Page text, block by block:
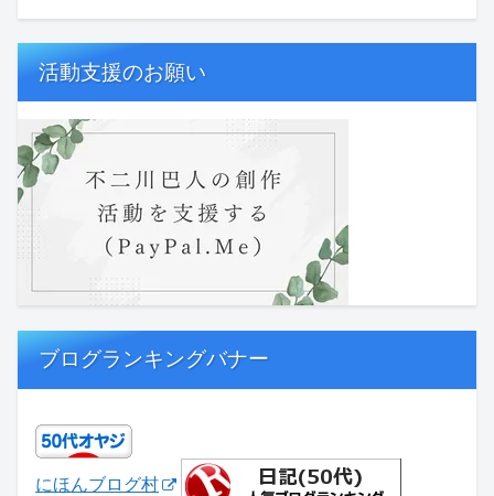
活動支援のお願い
ブログランキングバナー
にほんブログ村